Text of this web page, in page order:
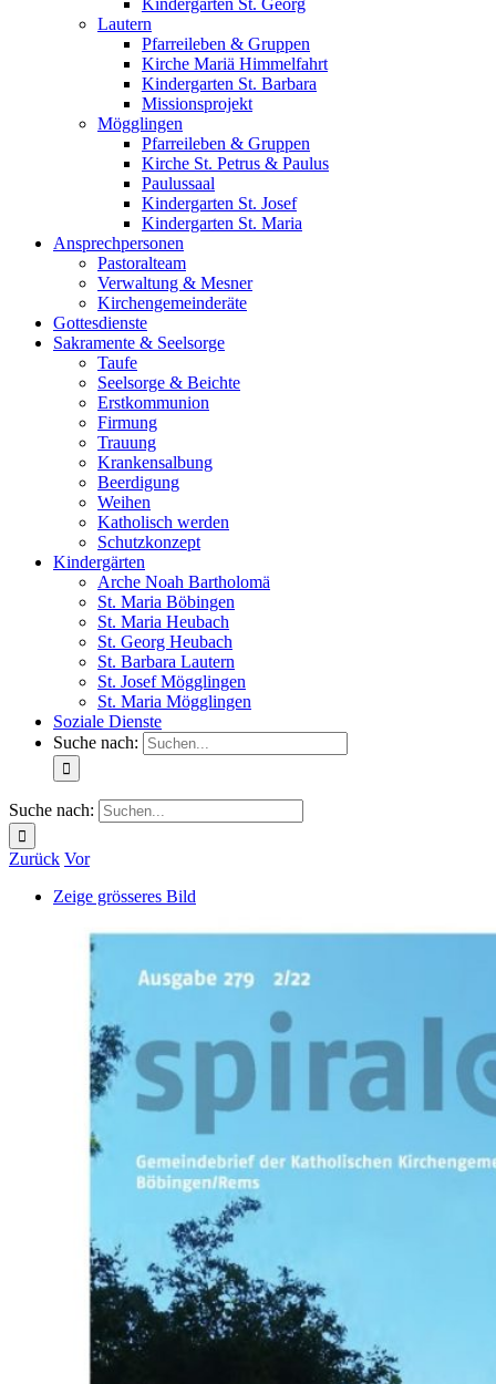
Kindergarten St. Georg
Lautern
Pfarreileben & Gruppen
Kirche Mariä Himmelfahrt
Kindergarten St. Barbara
Missionsprojekt
Mögglingen
Pfarreileben & Gruppen
Kirche St. Petrus & Paulus
Paulussaal
Kindergarten St. Josef
Kindergarten St. Maria
Ansprechpersonen
Pastoralteam
Verwaltung & Mesner
Kirchengemeinderäte
Gottesdienste
Sakramente & Seelsorge
Taufe
Seelsorge & Beichte
Erstkommunion
Firmung
Trauung
Krankensalbung
Beerdigung
Weihen
Katholisch werden
Schutzkonzept
Kindergärten
Arche Noah Bartholomä
St. Maria Böbingen
St. Maria Heubach
St. Georg Heubach
St. Barbara Lautern
St. Josef Mögglingen
St. Maria Mögglingen
Soziale Dienste
Suche nach:
Suche nach:
Zurück Vor
Zeige grösseres Bild